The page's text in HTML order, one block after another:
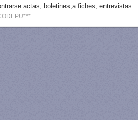
actas, boletines,a fiches, entrevistas...